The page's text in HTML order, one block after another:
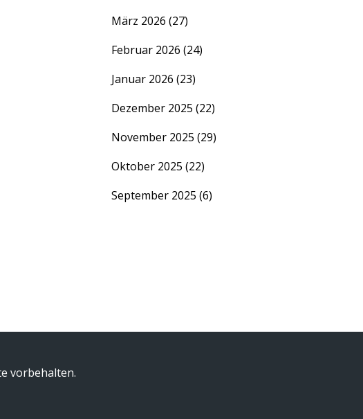
März 2026 (27)
Februar 2026 (24)
Januar 2026 (23)
Dezember 2025 (22)
November 2025 (29)
Oktober 2025 (22)
September 2025 (6)
vorbehalten.